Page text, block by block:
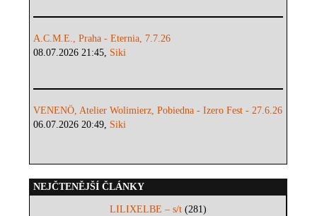
A.C.M.E., Praha - Eternia, 7.7.26
08.07.2026 21:45, Siki
VENENÖ, Atelier Wolimierz, Pobiedna - Izero Fest - 27.6.26
06.07.2026 20:49, Siki
NEJČTENĚJŠÍ ČLÁNKY
LILIXELBE – s/t(281)